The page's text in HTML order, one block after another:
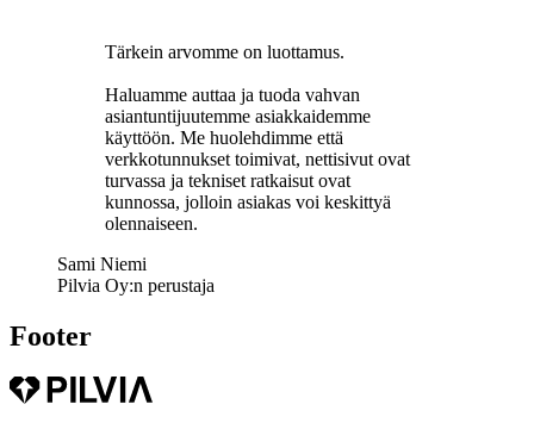
Tärkein arvomme on luottamus.
Haluamme auttaa ja tuoda vahvan
asiantuntijuutemme asiakkaidemme
käyttöön. Me huolehdimme että
verkkotunnukset toimivat, nettisivut ovat
turvassa ja tekniset ratkaisut ovat
kunnossa, jolloin asiakas voi keskittyä
olennaiseen.
Sami Niemi
Pilvia Oy:n perustaja
Footer